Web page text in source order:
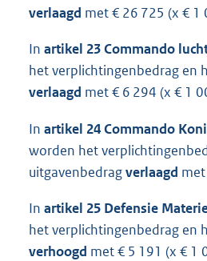
verlaagd met € 26 725 (x € 1
In artikel 23 Commando
het verplichtingenbedrag en
verlaagd met € 6 294 (x € 1
In artikel 24 Commando
worden het
uitgavenbedragverlaagd
In artikel 25 Defensie
het verplichtingenbedrag en
verhoogd met € 5 191 (x € 1